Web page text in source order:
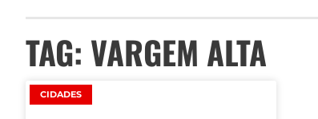
TAG: VARGEM ALTA
CIDADES